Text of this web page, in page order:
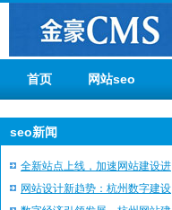
首页 网站seo
seo新闻
全新站点上线，加速网站建设进
网站设计新趋势：杭州数字建设